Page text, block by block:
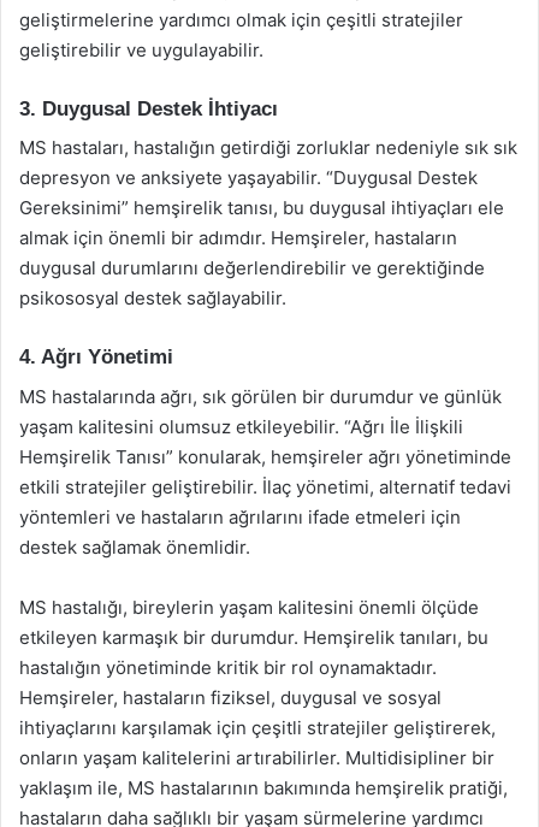
geliştirmelerine yardımcı olmak için çeşitli stratejiler
geliştirebilir ve uygulayabilir.
3. Duygusal Destek İhtiyacı
MS hastaları, hastalığın getirdiği zorluklar nedeniyle sık sık
depresyon ve anksiyete yaşayabilir. “Duygusal Destek
Gereksinimi” hemşirelik tanısı, bu duygusal ihtiyaçları ele
almak için önemli bir adımdır. Hemşireler, hastaların
duygusal durumlarını değerlendirebilir ve gerektiğinde
psikososyal destek sağlayabilir.
4. Ağrı Yönetimi
MS hastalarında ağrı, sık görülen bir durumdur ve günlük
yaşam kalitesini olumsuz etkileyebilir. “Ağrı İle İlişkili
Hemşirelik Tanısı” konularak, hemşireler ağrı yönetiminde
etkili stratejiler geliştirebilir. İlaç yönetimi, alternatif tedavi
yöntemleri ve hastaların ağrılarını ifade etmeleri için
destek sağlamak önemlidir.
MS hastalığı, bireylerin yaşam kalitesini önemli ölçüde
etkileyen karmaşık bir durumdur. Hemşirelik tanıları, bu
hastalığın yönetiminde kritik bir rol oynamaktadır.
Hemşireler, hastaların fiziksel, duygusal ve sosyal
ihtiyaçlarını karşılamak için çeşitli stratejiler geliştirerek,
onların yaşam kalitelerini artırabilirler. Multidisipliner bir
yaklaşım ile, MS hastalarının bakımında hemşirelik pratiği,
hastaların daha sağlıklı bir yaşam sürmelerine yardımcı